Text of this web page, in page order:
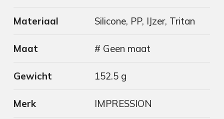
Materiaal Silicone, PP, IJzer, Tritan
Maat # Geen maat
Gewicht 152.5 g
Merk IMPRESSION